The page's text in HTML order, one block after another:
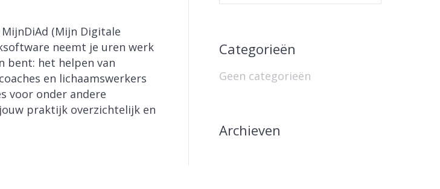
(Mijn Digitale
neemt je uren werk
bent: het helpen van
en lichaamswerkers
voor onder andere
praktijk overzichtelijk en
Categorieën
Geen categorieën
Archieven